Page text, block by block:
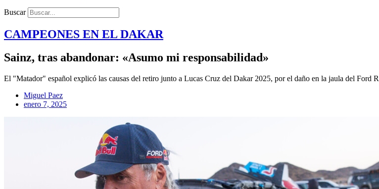
Buscar
CAMPEONES EN EL DAKAR
Sainz, tras abandonar: «Asumo mi responsabilidad»
El "Matador" español explicó las causas del retiro junto a Lucas Cruz del Dakar 2025, por el daño en la jaula del Ford
Miguel Paez
enero 7, 2025